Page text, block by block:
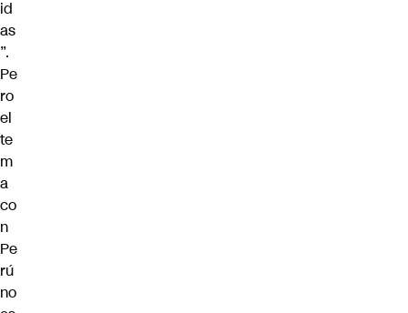
id
as
”.
Pe
ro
el
te
m
a
co
n
Pe
rú
no